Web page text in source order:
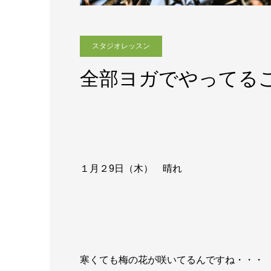
スタジオレッスン
全部ヨガでやってる
１月２9日（木） 晴れ
寒くても梅の花が咲いてるんですね・・・